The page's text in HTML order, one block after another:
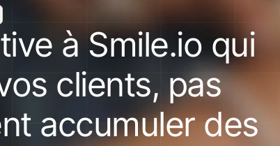
à Smile.io qui
clients, pas
accumuler des